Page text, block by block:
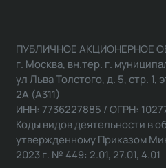
ПУБЛИЧНОЕ АКЦИОНЕРНОЕ
г. Москва, вн.тер. г.
ул Льва Толстого, д. 5, стр.
2А (А311)
ИНН: 7736227885 / ОГРН:
Коды видов деятельности в
утвержденному Приказом
2023 г. № 449: 2.01, 27.01, 4.01